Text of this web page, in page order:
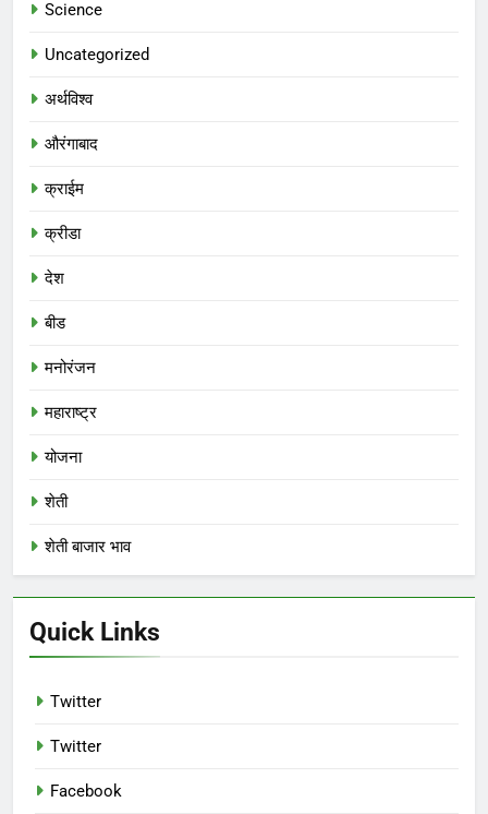
Science
Uncategorized
अर्थविश्व
औरंगाबाद
क्राईम
क्रीडा
देश
बीड
मनोरंजन
महाराष्ट्र
योजना
शेती
शेती बाजार भाव
Quick Links
Twitter
Twitter
Facebook